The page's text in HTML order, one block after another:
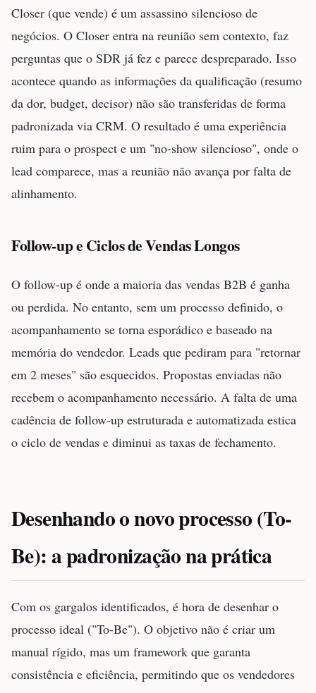
Closer (que vende) é um assassino silencioso de
negócios. O Closer entra na reunião sem contexto, faz
perguntas que o SDR já fez e parece despreparado. Isso
acontece quando as informações da qualificação (resumo
da dor, budget, decisor) não são transferidas de forma
padronizada via CRM. O resultado é uma experiência
ruim para o prospect e um "no-show silencioso", onde o
lead comparece, mas a reunião não avança por falta de
alinhamento.
Follow-up e Ciclos de Vendas Longos
O follow-up é onde a maioria das vendas B2B é ganha
ou perdida. No entanto, sem um processo definido, o
acompanhamento se torna esporádico e baseado na
memória do vendedor. Leads que pediram para "retornar
em 2 meses" são esquecidos. Propostas enviadas não
recebem o acompanhamento necessário. A falta de uma
cadência de follow-up estruturada e automatizada estica
o ciclo de vendas e diminui as taxas de fechamento.
Desenhando o novo processo (To-
Be): a padronização na prática
Com os gargalos identificados, é hora de desenhar o
processo ideal ("To-Be"). O objetivo não é criar um
manual rígido, mas um framework que garanta
consistência e eficiência, permitindo que os vendedores